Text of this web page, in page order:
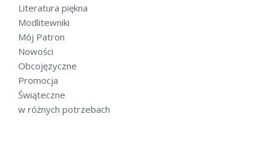
Literatura piękna
Modlitewniki
Mój Patron
Nowości
Obcojęzyczne
Promocja
Świąteczne
w różnych potrzebach